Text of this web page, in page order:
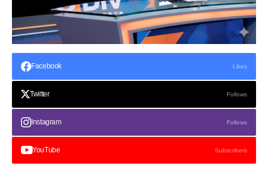
Facebook Likes
Twitter Follows
Instagram Follows
YouTube Subscribers